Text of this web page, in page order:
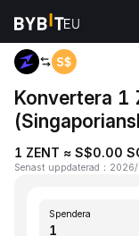
Hem ZENT to SGD
Konvertera 1
1 ZENT ≈ S$0.00
Senast uppdaterad ：
Spendera